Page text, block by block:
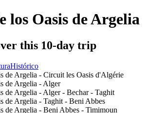
los Oasis de Argelia
this 10-day trip
Histórico